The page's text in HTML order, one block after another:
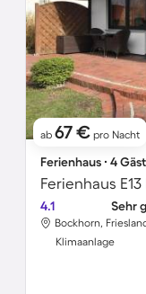
ab 67 € pro Nacht
Ferienhaus ∙ 4
4.1 Sehr
Bockhorn,
Klimaanlage